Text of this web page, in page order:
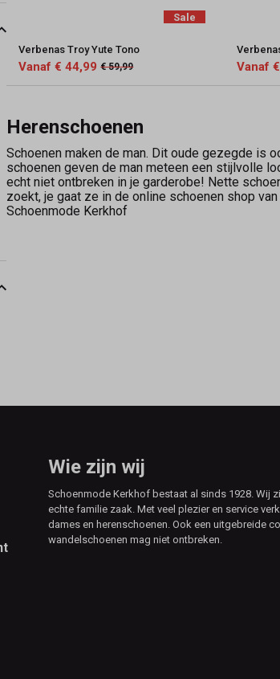
filteren
Sale
Verbenas Troy Yute Tono
Vanaf € 44,99 € 59,99 Vanaf
Herenschoenen
Schoenen maken de man. Dit oude gezegde is
schoenen geven de man meteen een stijlvolle
echt niet ontbreken in je garderobe! Nette
zoekt, je gaat ze in de online schoenen shop
Schoenmode Kerkhof
Wie zijn wij
Schoenmode Kerkhof bestaat al sinds 1928. Wij
echte familie zaak. Met veel plezier en service
dames en herenschoenen. Ook een uitgebreide
wandelschoenen mag niet ontbreken.